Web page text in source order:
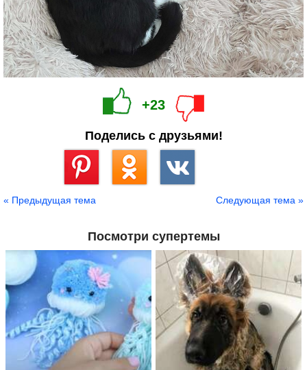
+23
Поделись с друзьями!
« Предыдущая тема Следующая тема »
Посмотри супертемы